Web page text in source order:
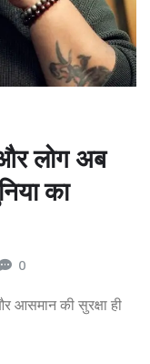
लोग अब
का
0
आसमान की सुरक्षा ही